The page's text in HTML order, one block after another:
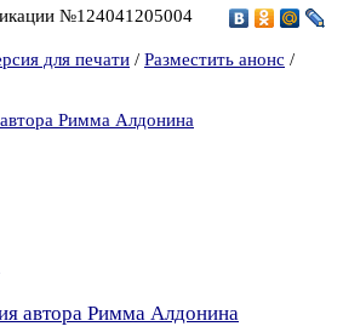
№124041205004
для печати / Разместить анонс /
Римма Алдонина
автора Римма Алдонина